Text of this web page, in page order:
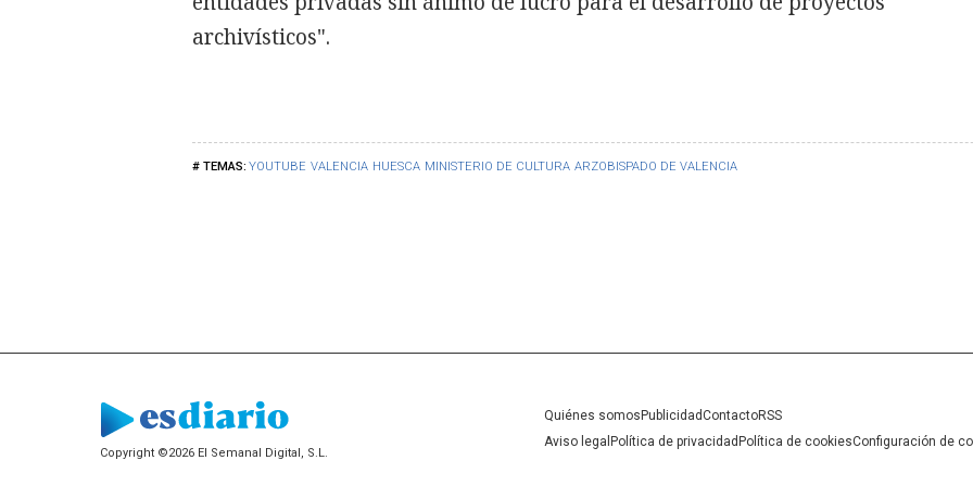
YOUTUBE VALENCIA HUESCA MINISTERIO DE CULTURA ARZOBISPADO DE VALENCIA
archivísticos".
Copyright ©2026 El Semanal Digital, S.L.
Quiénes somos PublicidadContactoRSS
Aviso legal Política de privacidad Política de cookiesConfiguración de